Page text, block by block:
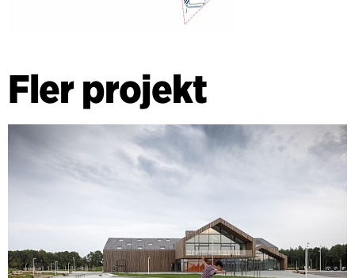
Fler projekt